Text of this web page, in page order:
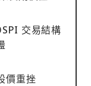
交易結構
價重挫